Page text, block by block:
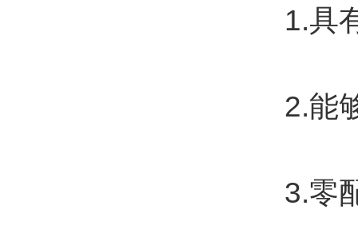
1.具
2.能
3.零